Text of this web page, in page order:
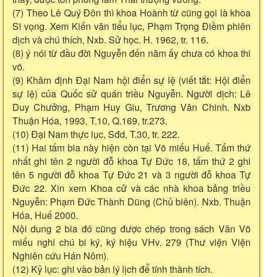
(7) Theo Lê Quý Đôn thì khoa Hoành từ cũng gọi là khoa
Sĩ vọng. Xem Kiến văn tiểu lục, Phạm Trọng Điềm phiên
dịch và chú thích, Nxb. Sử học. H. 1962, tr. 116.
(8) ý nói từ đầu đời Nguyễn đến năm ấy chưa có khoa thi
võ.
(9) Khâm định Đại Nam hội điển sự lệ (viết tắt: Hội điển
sự lệ) của Quốc sử quán triều Nguyễn. Người dịch: Lê
Duy Chưởng, Phạm Huy Giu, Trương Văn Chinh. Nxb
Thuận Hóa, 1993, T.10, Q.169, tr.273.
(10) Đại Nam thực lục, Sđd, T.30, tr. 222.
(11) Hai tấm bia này hiện còn tại Võ miếu Huế. Tấm thứ
nhất ghi tên 2 người đỗ khoa Tự Đức 18, tấm thứ 2 ghi
tên 5 người đỗ khoa Tự Đức 21 và 3 người đỗ khoa Tự
Đức 22. Xin xem Khoa cử và các nhà khoa bảng triều
Nguyễn: Phạm Đức Thành Dũng (Chủ biên). Nxb. Thuận
Hóa, Huế 2000.
Nội dung 2 bia đó cũng được chép trong sách Văn Võ
miếu nghi chú bi ký, ký hiệu VHv. 279 (Thư viện Viện
Nghiên cứu Hán Nôm).
(12) Kỷ lục: ghi vào bản lý lịch để tính thành tích.